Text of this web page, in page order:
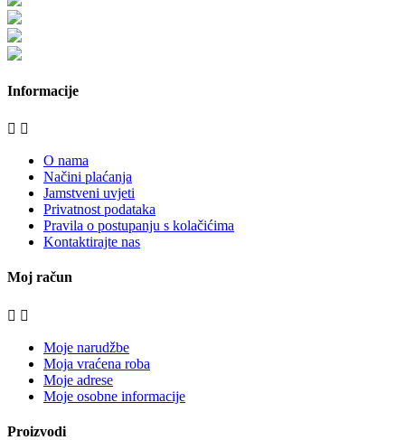
Informacije
 
O nama
Načini plaćanja
Jamstveni uvjeti
Privatnost podataka
Pravila o postupanju s kolačićima
Kontaktirajte nas
Moj račun
 
Moje narudžbe
Moja vraćena roba
Moje adrese
Moje osobne informacije
Proizvodi